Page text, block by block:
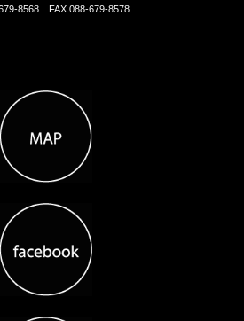
8568 FAX 088-679-8578